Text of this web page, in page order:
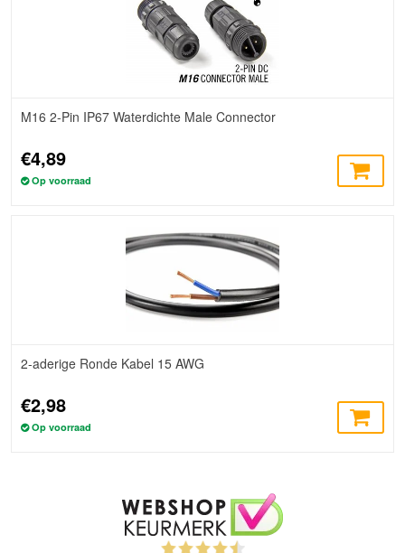
M16 2-Pin IP67 Waterdichte Male Connector
€4,89
Op voorraad
2-aderige Ronde Kabel 15 AWG
€2,98
Op voorraad